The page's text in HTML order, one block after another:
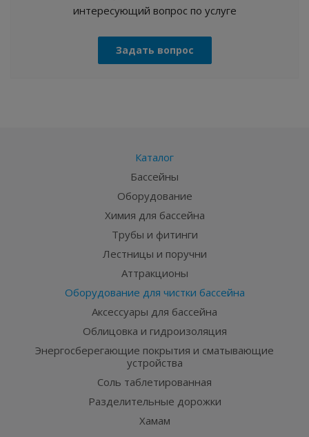
интересующий вопрос по услуге
Задать вопрос
Каталог
Бассейны
Оборудование
Химия для бассейна
Трубы и фитинги
Лестницы и поручни
Аттракционы
Оборудование для чистки бассейна
Аксессуары для бассейна
Облицовка и гидроизоляция
Энергосберегающие покрытия и сматывающие
устройства
Соль таблетированная
Разделительные дорожки
Хамам